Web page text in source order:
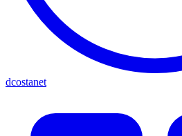
dcostanet